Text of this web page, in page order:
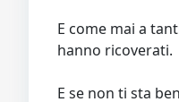
E come mai a
hanno ricoverati.
E se non ti sta